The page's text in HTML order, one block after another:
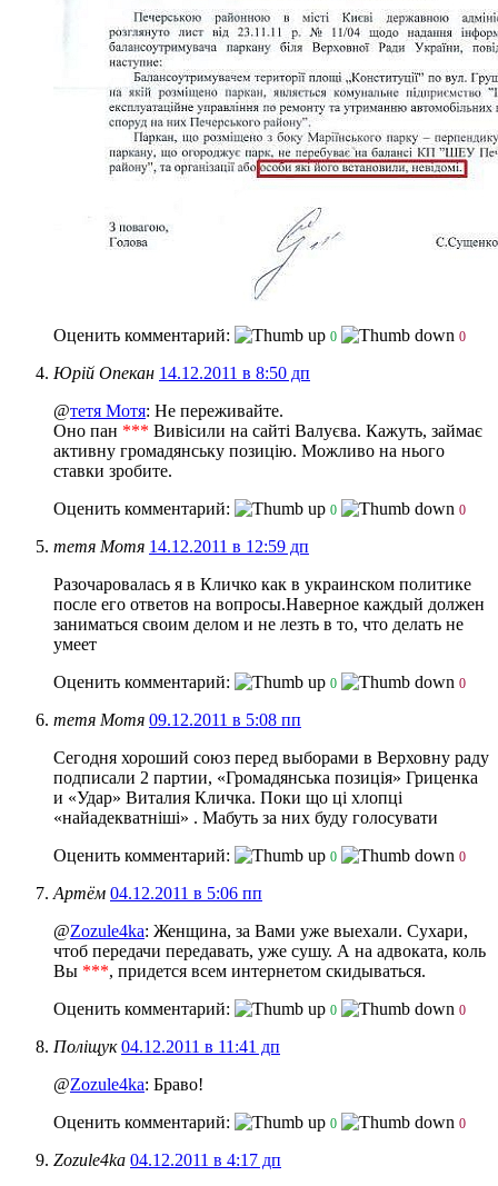
Оценить комментарий: 0 0
Юрій Опекан 14.12.2011 в 8:50 дп
@тетя Мотя: Не переживайте.
Оно пан *** Вивісили на сайті Валуєва. Кажуть, займає
активну громадянську позицію. Можливо на нього
ставки зробите.
Оценить комментарий:
0 0
тетя Мотя 14.12.2011 в 12:59 дп
Разочаровалась я в Кличко как в украинском политике
после его ответов на вопросы.Наверное каждый должен
заниматься своим делом и не лезть в то, что делать не
умеет
Оценить комментарий:
0 0
тетя Мотя 09.12.2011 в 5:08 пп
Сегодня хороший союз перед выборами в Верховну раду
подписали 2 партии, «Громадянська позиція» Гриценка
и «Удар» Виталия Кличка. Поки що ці хлопці
«найадекватніші» . Мабуть за них буду голосувати
Оценить комментарий:
0 0
Артём 04.12.2011 в 5:06 пп
@Zozule4ka: Женщина, за Вами уже выехали. Сухари,
чтоб передачи передавать, уже сушу. А на адвоката, коль
Вы ***, придется всем интернетом скидываться.
Оценить комментарий:
0 0
Поліщук04.12.2011 в 11:41 дп
@Zozule4ka: Браво!
Оценить комментарий:
0 0
Zozule4ka 04.12.2011 в 4:17 дп